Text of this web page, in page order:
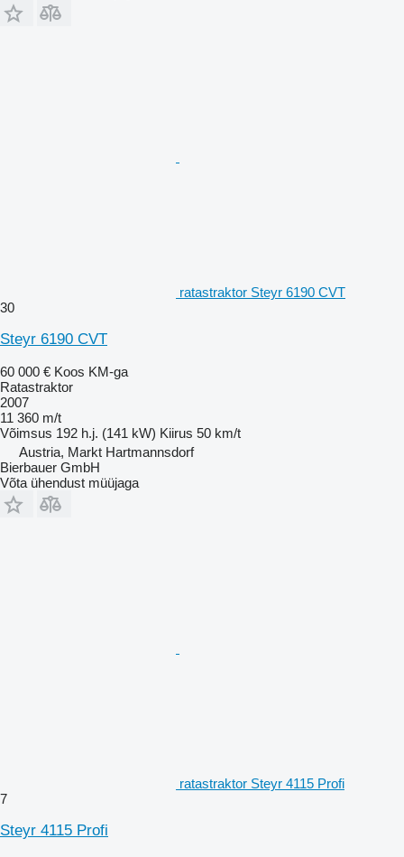
ratastraktor Steyr 6190 CVT
30
Steyr 6190 CVT
60 000 € Koos KM-ga
Ratastraktor
2007
11 360 m/t
Võimsus 192 h.j. (141 kW) Kiirus 50 km/t
Austria, Markt Hartmannsdorf
Bierbauer GmbH
Võta ühendust müüjaga
ratastraktor Steyr 4115 Profi
7
Steyr 4115 Profi